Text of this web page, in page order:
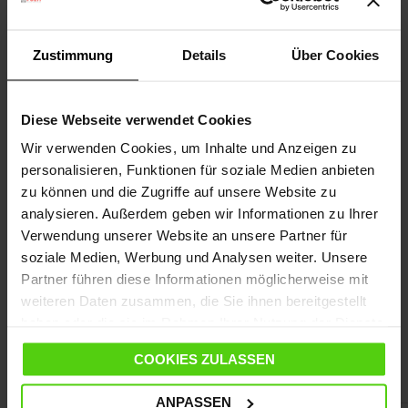
Zustimmung Details Über Cookies
Diese Webseite verwendet Cookies
Wir verwenden Cookies, um Inhalte und Anzeigen zu
personalisieren, Funktionen für soziale Medien anbieten
zu können und die Zugriffe auf unsere Website zu
analysieren. Außerdem geben wir Informationen zu Ihrer
Verwendung unserer Website an unsere Partner für
soziale Medien, Werbung und Analysen weiter. Unsere
Partner führen diese Informationen möglicherweise mit
weiteren Daten zusammen, die Sie ihnen bereitgestellt
gesammelt haben.
COOKIES ZULASSEN
ANPASSEN
Unternehmer wird Ihnen Francesca Polti
Ihnen einige Empfehlungen geben
3 Artikel
Meistverkaufte Produkte